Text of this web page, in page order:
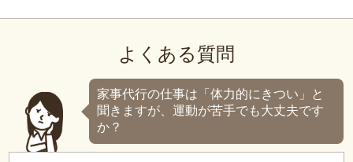
よくある質問
家事代行の仕事は「体力的にきつい」と
聞きますが、運動が苦手でも大丈夫です
か？